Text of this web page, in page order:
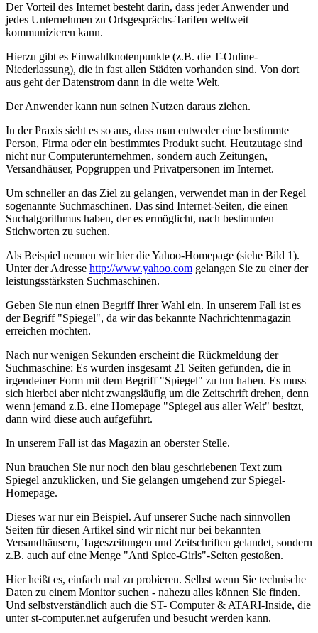
Der Vorteil des Internet besteht darin, dass jeder Anwender und
jedes Unternehmen zu Ortsgesprächs-Tarifen weltweit
kommunizieren kann.
Hierzu gibt es Einwahlknotenpunkte (z.B. die T-Online-
Niederlassung), die in fast allen Städten vorhanden sind. Von dort
aus geht der Datenstrom dann in die weite Welt.
Der Anwender kann nun seinen Nutzen daraus ziehen.
In der Praxis sieht es so aus, dass man entweder eine bestimmte
Person, Firma oder ein bestimmtes Produkt sucht. Heutzutage sind
nicht nur Computerunternehmen, sondern auch Zeitungen,
Versandhäuser, Popgruppen und Privatpersonen im Internet.
Um schneller an das Ziel zu gelangen, verwendet man in der Regel
sogenannte Suchmaschinen. Das sind Internet-Seiten, die einen
Suchalgorithmus haben, der es ermöglicht, nach bestimmten
Stichworten zu suchen.
Als Beispiel nennen wir hier die Yahoo-Homepage (siehe Bild 1).
Unter der Adresse http://www.yahoo.com gelangen Sie zu einer der
leistungsstärksten Suchmaschinen.
Geben Sie nun einen Begriff Ihrer Wahl ein. In unserem Fall ist es
der Begriff "Spiegel", da wir das bekannte Nachrichtenmagazin
erreichen möchten.
Nach nur wenigen Sekunden erscheint die Rückmeldung der
Suchmaschine: Es wurden insgesamt 21 Seiten gefunden, die in
irgendeiner Form mit dem Begriff "Spiegel" zu tun haben. Es muss
sich hierbei aber nicht zwangsläufig um die Zeitschrift drehen, denn
wenn jemand z.B. eine Homepage "Spiegel aus aller Welt" besitzt,
dann wird diese auch aufgeführt.
In unserem Fall ist das Magazin an oberster Stelle.
Nun brauchen Sie nur noch den blau geschriebenen Text zum
Spiegel anzuklicken, und Sie gelangen umgehend zur Spiegel-
Homepage.
Dieses war nur ein Beispiel. Auf unserer Suche nach sinnvollen
Seiten für diesen Artikel sind wir nicht nur bei bekannten
Versandhäusern, Tageszeitungen und Zeitschriften gelandet, sondern
z.B. auch auf eine Menge "Anti Spice-Girls"-Seiten gestoßen.
Hier heißt es, einfach mal zu probieren. Selbst wenn Sie technische
Daten zu einem Monitor suchen - nahezu alles können Sie finden.
Und selbstverständlich auch die ST- Computer & ATARI-Inside, die
unter st-computer.net aufgerufen und besucht werden kann.